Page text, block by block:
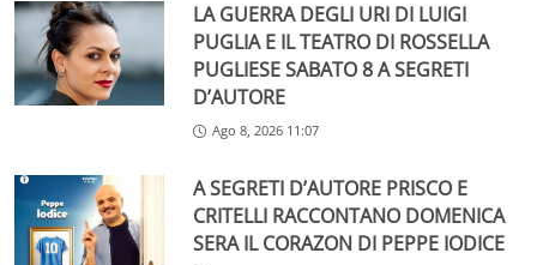
LA GUERRA DEGLI URI DI LUIGI
PUGLIA E IL TEATRO DI ROSSELLA
PUGLIESE SABATO 8 A SEGRETI
D’AUTORE
Ago 8, 2026 11:07
A SEGRETI D’AUTORE PRISCO E
CRITELLI RACCONTANO DOMENICA
SERA IL CORAZON DI PEPPE IODICE